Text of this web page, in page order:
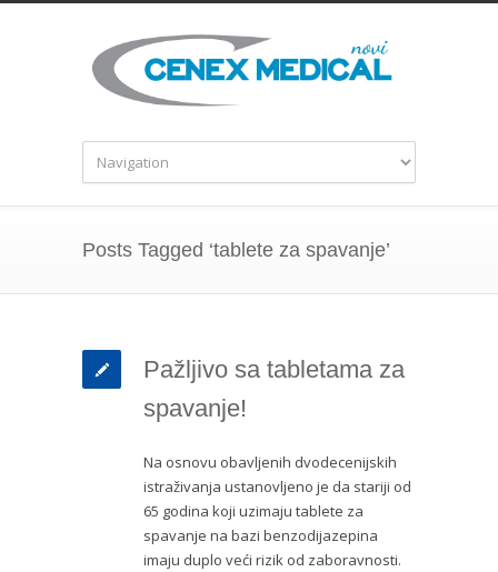
Posts Tagged ‘tablete za spavanje’
Pažljivo sa tabletama za
spavanje!
Na osnovu obavljenih dvodecenijskih
istraživanja ustanovljeno je da stariji od
65 godina koji uzimaju tablete za
spavanje na bazi benzodijazepina
imaju duplo veći rizik od zaboravnosti.